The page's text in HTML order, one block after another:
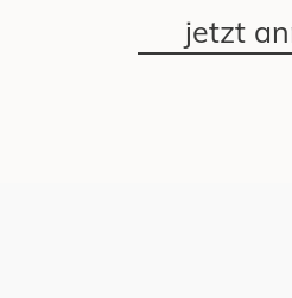
jetzt